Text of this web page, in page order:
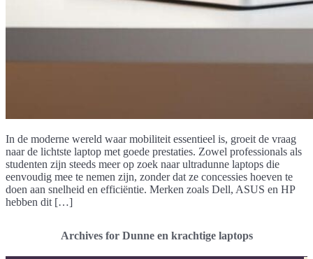
In de moderne wereld waar mobiliteit essentieel is, groeit de vraag
naar de lichtste laptop met goede prestaties. Zowel professionals als
studenten zijn steeds meer op zoek naar ultradunne laptops die
eenvoudig mee te nemen zijn, zonder dat ze concessies hoeven te
doen aan snelheid en efficiëntie. Merken zoals Dell, ASUS en HP
hebben dit […]
Archives for Dunne en krachtige laptops